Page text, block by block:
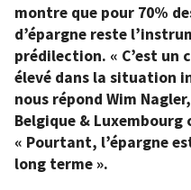
montre que pour 70%
d’épargne reste
prédilection. « C’est
élevé dans la situation
nous répond Wim
Belgique & Luxembourg
« Pourtant, l’épargne
long terme ».